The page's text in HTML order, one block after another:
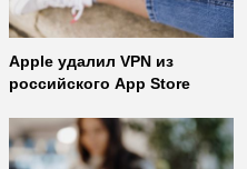
Apple удалил VPN из
российского App Store